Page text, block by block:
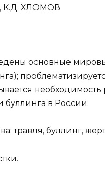
К.Д. ХЛОМОВ
основные
буллинга в России.
травля, буллинг,